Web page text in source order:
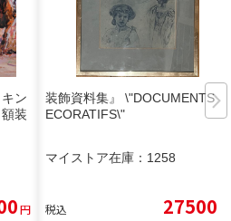
ン
装
円
装飾資料集』 \"DOCUMENTS D
ECORATIFS\"
マイストア在庫： 1258
税込 27500